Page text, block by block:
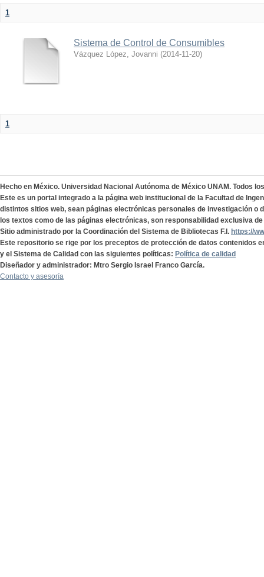
1
Sistema de Control de Consumibles
Vázquez López, Jovanni (2014-11-20)
1
Hecho en México. Universidad Nacional Autónoma de México UNAM. Todos
Este es un portal integrado a la página web institucional de la Facultad de
distintos sitios web, sean páginas electrónicas personales de investigación o
los textos como de las páginas electrónicas, son responsabilidad exclusiva
Sitio administrado por la Coordinación del Sistema de Bibliotecas F.I. https://
Este repositorio se rige por los preceptos de protección de datos contenidos
y el Sistema de Calidad con las siguientes políticas: Política de calidad
Diseñador y administrador: Mtro Sergio Israel Franco García.
Contacto y asesoría